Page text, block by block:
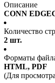
Описание
CONN
Количество
2 шт.
Форматы
HTML, PDF
(Для